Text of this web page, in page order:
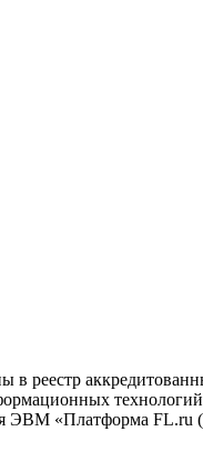
реестр
ЭВМ «Платформа FL.ru